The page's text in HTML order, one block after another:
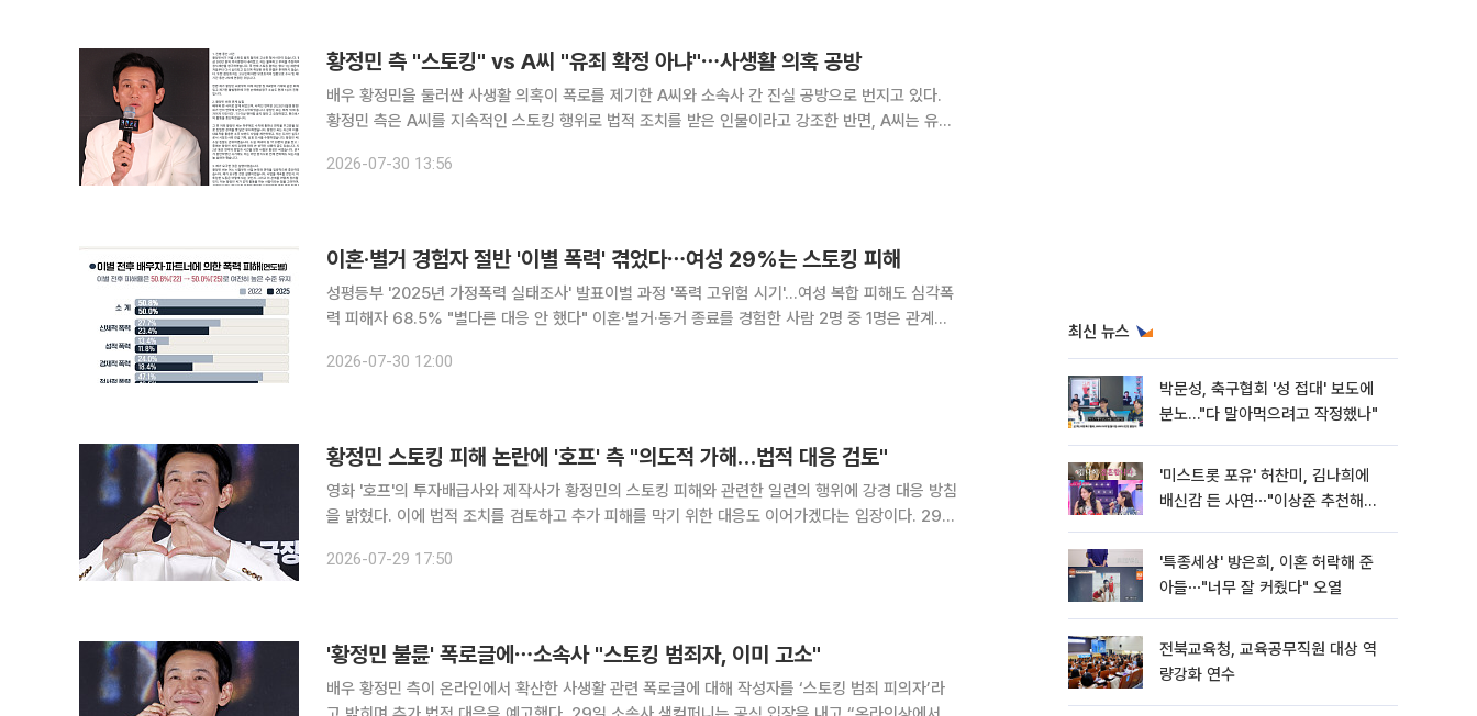
황정민 측 "스토킹" vs A씨 "유죄 확정 아냐"⋯사생활 의혹 공방
배우 황정민을 둘러싼 사생활 의혹이 폭로를 제기한 A씨와 소속사 간 진실 공방으로 번지고 있다.
황정민 측은 A씨를 지속적인 스토킹 행위로 법적 조치를 받은 인물이라고 강조한 반면, A씨는 유죄
장문을 올리고 "벌금 300만원의 약식명령에 불복해 정식재판을 청
2026-07-30 13:56
이혼·별거 경험자 절반 '이별 폭력' 겪었다⋯여성 29%는 스토킹 피해
성평등부 '2025년 가정폭력 실태조사' 발표이별 과정 '폭력 고위험 시기'…여성 복합 피해도 심각폭
력 피해자 68.5% "별다른 대응 안 했다" 이혼·별거·동거 종료를 경험한 사람 2명 중 1명은 관계가
후 스토킹 피해를 겪는 등 관계 종료 과정에서 발
2026-07-30 12:00
황정민 스토킹 피해 논란에 '호프' 측 "의도적 가해…법적 대응 검토"
영화 '호프'의 투자배급사와 제작사가 황정민의 스토킹 피해와 관련한 일련의 행위에 강경 대응 방침
을 밝혔다. 이에 법적 조치를 검토하고 추가 피해를 막기 위한 대응도 이어가겠다는 입장이다. 29일
법적 조치가 이뤄졌다. 그러나 A씨는 악의적으로 편집된 내용을
2026-07-29 17:50
'황정민 불륜' 폭로글에⋯소속사 "스토킹 범죄자, 이미 고소"
배우 황정민 측이 온라인에서 확산한 사생활 관련 폭로글에 대해 작성자를 ‘스토킹 범죄 피의자’라
최신 뉴스
박문성, 축구협회 '성 접대' 보도에
분노…"다 말아먹으려고 작정했나"
'미스트롯 포유' 허찬미, 김나희에
배신감 든 사연⋯"이상준 추천해주
'특종세상' 방은희, 이혼 허락해 준
아들⋯"너무 잘 커줬다" 오열
전북교육청, 교육공무직원 대상 역
량강화 연수